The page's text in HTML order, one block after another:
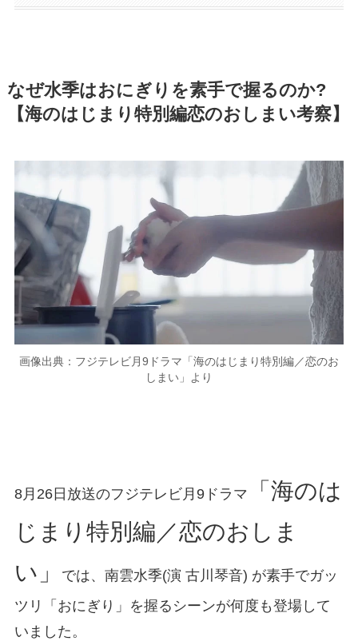
なぜ水季はおにぎりを素手で握るのか?
【海のはじまり特別編恋のおしまい考察】
画像出典：フジテレビ月9ドラマ「海のはじまり特別編／恋のお
しまい」より
8月26日放送のフジテレビ月9ドラマ
「海のは
じまり特別編／恋のおしま
い」
では、南雲水季(演 古川琴音) が素手でガッ
ツリ「おにぎり」を握るシーンが何度も登場して
いました。